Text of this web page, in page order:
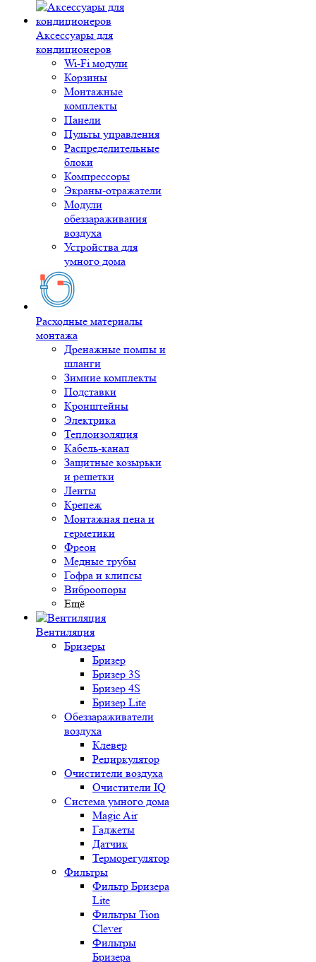
Аксессуары для
кондиционеров
Wi-Fi модули
Корзины
Монтажные
комплекты
Панели
Пульты управления
Распределительные
блоки
Компрессоры
Экраны-отражатели
Модули
обеззараживания
воздуха
Устройства для
умного дома
Расходные материалы
монтажа
Дренажные помпы и
шланги
Зимние комплекты
Подставки
Кронштейны
Электрика
Теплоизоляция
Кабель-канал
Защитные козырьки
и решетки
Ленты
Крепеж
Монтажная пена и
герметики
Фреон
Медные трубы
Гофра и клипсы
Виброопоры
Ещё
Вентиляция
Бризеры
Бризер
Бризер 3S
Бризер 4S
Бризер Lite
Обеззараживатели
воздуха
Клевер
Рециркулятор
Очистители воздуха
Очистители IQ
Система умного дома
Magic Air
Гаджеты
Датчик
Терморегулятор
Фильтры
Фильтр Бризера
Lite
Фильтры Tion
Clever
Фильтры
Бризера